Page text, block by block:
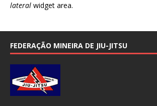
lateral widget area.
FEDERAÇÃO MINEIRA DE JIU-JITSU